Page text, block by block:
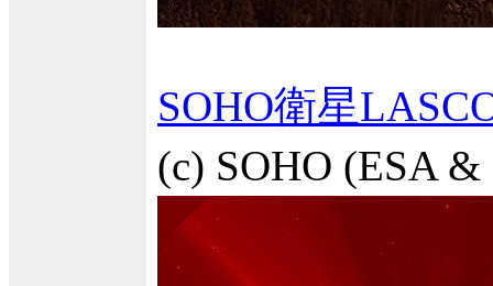
SOHO衛星
(c) SOHO (ESA